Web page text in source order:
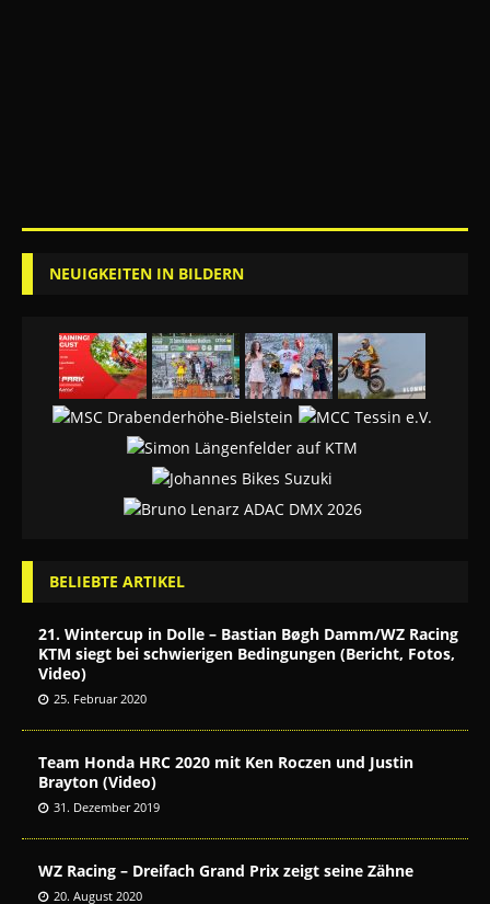
NEUIGKEITEN IN BILDERN
BELIEBTE ARTIKEL
21. Wintercup in Dolle – Bastian Bøgh Damm/WZ Racing
KTM siegt bei schwierigen Bedingungen (Bericht, Fotos,
Video)
25. Februar 2020
Team Honda HRC 2020 mit Ken Roczen und Justin
Brayton (Video)
31. Dezember 2019
WZ Racing – Dreifach Grand Prix zeigt seine Zähne
20. August 2020